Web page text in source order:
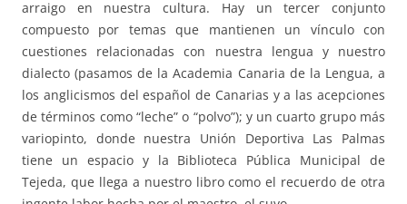
arraigo en nuestra cultura. Hay un tercer conjunto
compuesto por temas que mantienen un vínculo con
cuestiones relacionadas con nuestra lengua y nuestro
dialecto (pasamos de la Academia Canaria de la Lengua, a
los anglicismos del español de Canarias y a las acepciones
de términos como “leche” o “polvo”); y un cuarto grupo más
variopinto, donde nuestra Unión Deportiva Las Palmas
tiene un espacio y la Biblioteca Pública Municipal de
Tejeda, que llega a nuestro libro como el recuerdo de otra